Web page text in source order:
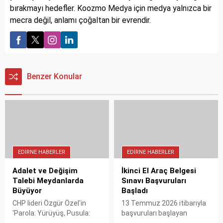
bırakmayı hedefler. Koozmo Medya için medya yalnızca bir
mecra değil, anlamı çoğaltan bir evrendir.
Benzer Konular
EDIRNE HABERLER
Adalet ve Değişim
Talebi Meydanlarda
Büyüyor
CHP lideri Özgür Özel'in
'Parola: Yürüyüş, Pusula:
EDIRNE HABERLER
İkinci El Araç Belgesi
Sınavı Başvuruları
Başladı
13 Temmuz 2026 itibarıyla
başvuruları başlayan